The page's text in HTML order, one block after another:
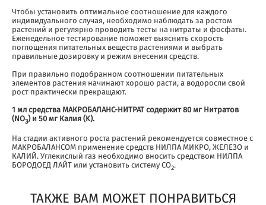
Чтобы установить оптимальное соотношение для каждого
индивидуального случая, необходимо наблюдать за ростом
растений и регулярно проводить тесты на нитраты и фосфаты.
Еженедельное тестирование поможет выяснить скорость
поглощения питательных веществ растениями и выбрать
правильные дозировку и режим внесения средств.
При правильно подобранном соотношении питательных
элементов растения начинают хорошо расти, а водоросли свой
рост практически прекращают.
1 мл средства МАКРОБАЛАНС-НИТРАТ содержит 80 мг Нитратов
(NO3) и 50 мг Калия (K).
На стадии активного роста растений рекомендуется совместное с
МАКРОБАЛАНСОМ применение средств НИЛПА МИКРО, ЖЕЛЕЗО и
КАЛИЙ. Углекислый газ необходимо вносить средством НИЛПА
БОРОДОЕД ЛАЙТ или установить систему CO2.
ТАКЖЕ ВАМ МОЖЕТ ПОНРАВИТЬСЯ